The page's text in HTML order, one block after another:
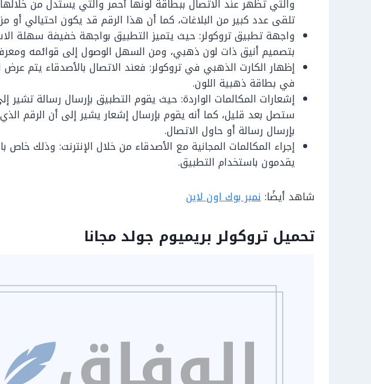
والتي تظهر عند الاتصال ببطاقة لونها أحمر والتي يستدل من
تلقى عدد كبير من البلاغات، كما أن هذا الرقم قد يكون احتيالي أو
واجهة تطبيق تروكولر: حيث يتميز التطبيق بواجهة خفيفة سهلة
بتصميم أنيق ذات لون ذهبي، ومن السهل الوصول إلى قوائمه
إظهار الكارت الذهبي في تروكولر: فعند الاتصال بالأصدقاء يتم عرض
في بطاقة ذهبية اللون.
إشعارات المكالمات الواردة: حيث يقوم التطبيق بإرسال رسالة تشير
ستصل بعد قليل، كما أنه يقوم بإرسال إشعار يشير إلى أن الرقم
بإرسال رسالة أو حاول الاتصال.
إجراء المكالمات المجانية مع الأصدقاء من خلال الإنترنت: وذلك خاص
يقدمون باستخدام التطبيق.
شاهد أيضًا: نمبر بوك اون لاين
تحميل تروكولر بريميوم جولد مجانا